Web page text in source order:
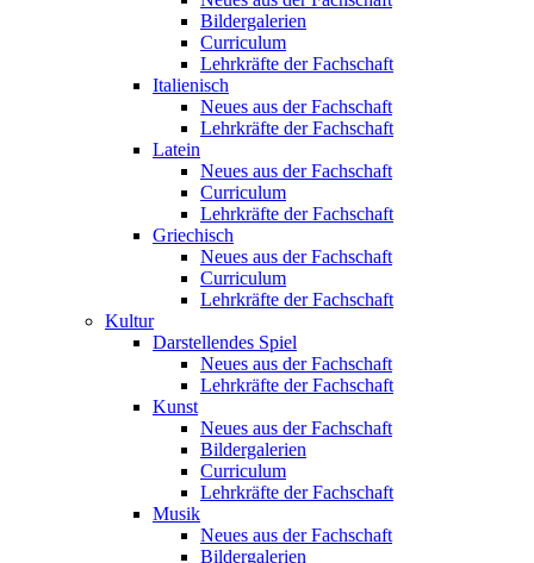
Bildergalerien
Curriculum
Lehrkräfte der Fachschaft
Italienisch
Neues aus der Fachschaft
Lehrkräfte der Fachschaft
Latein
Neues aus der Fachschaft
Curriculum
Lehrkräfte der Fachschaft
Griechisch
Neues aus der Fachschaft
Curriculum
Lehrkräfte der Fachschaft
Kultur
Darstellendes Spiel
Neues aus der Fachschaft
Lehrkräfte der Fachschaft
Kunst
Neues aus der Fachschaft
Bildergalerien
Curriculum
Lehrkräfte der Fachschaft
Musik
Neues aus der Fachschaft
Bildergalerien